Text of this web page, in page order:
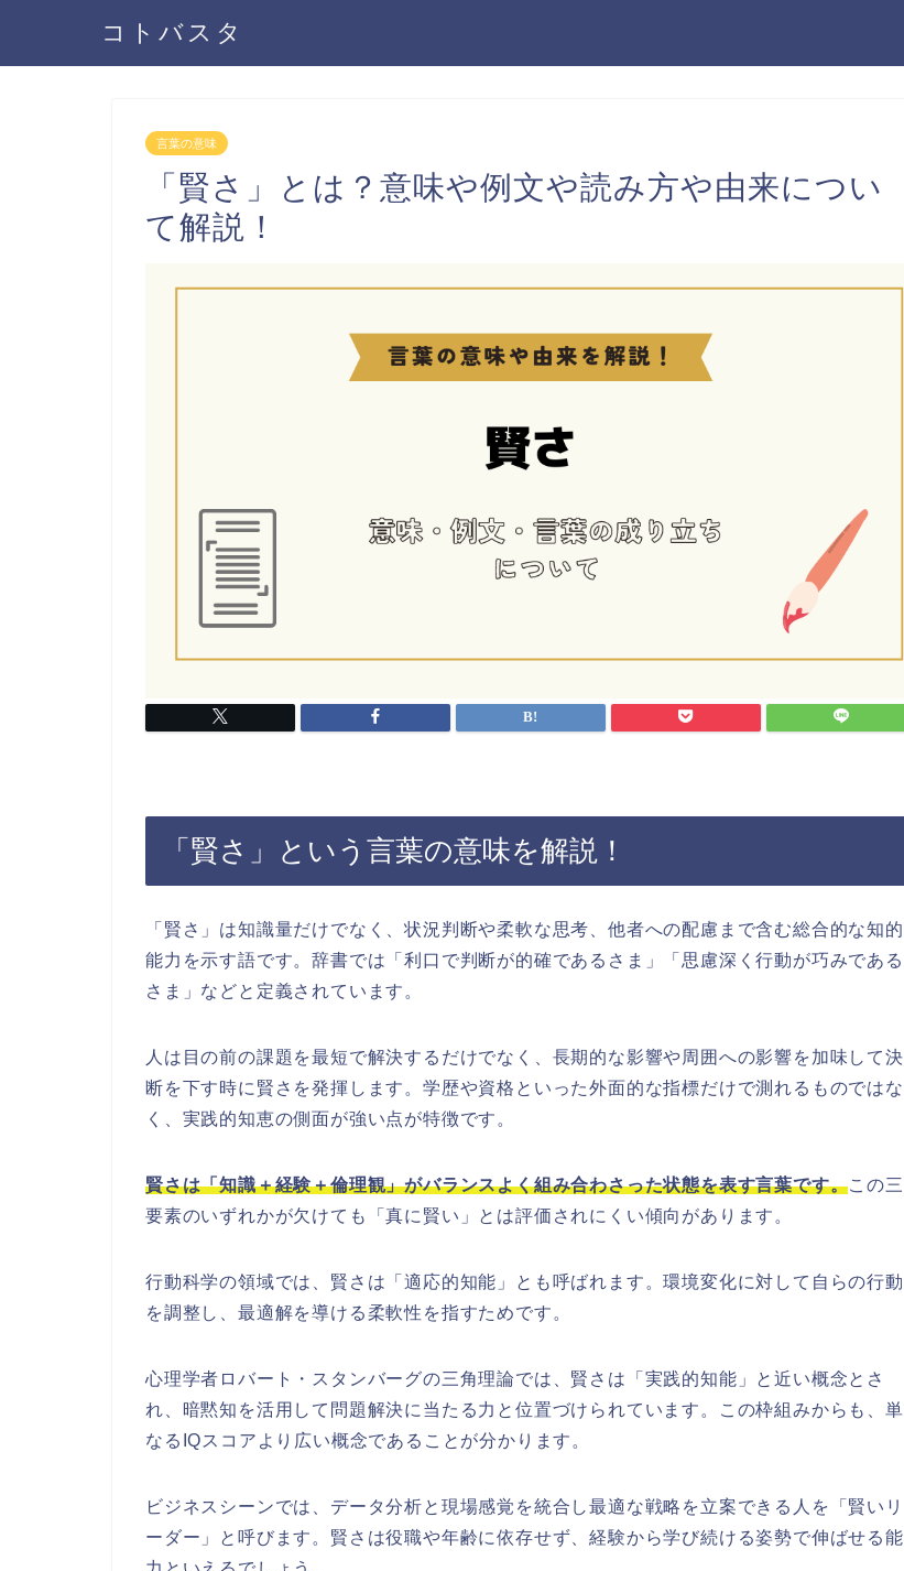
コトバスタ
言葉の意味
「賢さ」とは？意味や例文や読み方や由来につい
て解説！
「賢さ」という言葉の意味を解説！
「賢さ」は知識量だけでなく、状況判断や柔軟な思考、他者への配慮まで含む総合的な知的
能力を示す語です。辞書では「利口で判断が的確であるさま」「思慮深く行動が巧みである
さま」などと定義されています。
人は目の前の課題を最短で解決するだけでなく、長期的な影響や周囲への影響を加味して決
断を下す時に賢さを発揮します。学歴や資格といった外面的な指標だけで測れるものではな
く、実践的知恵の側面が強い点が特徴です。
賢さは「知識＋経験＋倫理観」がバランスよく組み合わさった状態を表す言葉です。この三
要素のいずれかが欠けても「真に賢い」とは評価されにくい傾向があります。
行動科学の領域では、賢さは「適応的知能」とも呼ばれます。環境変化に対して自らの行動
を調整し、最適解を導ける柔軟性を指すためです。
心理学者ロバート・スタンバーグの三角理論では、賢さは「実践的知能」と近い概念とさ
れ、暗黙知を活用して問題解決に当たる力と位置づけられています。この枠組みからも、単
なるIQスコアより広い概念であることが分かります。
ビジネスシーンでは、データ分析と現場感覚を統合し最適な戦略を立案できる人を「賢いリ
ーダー」と呼びます。賢さは役職や年齢に依存せず、経験から学び続ける姿勢で伸ばせる能